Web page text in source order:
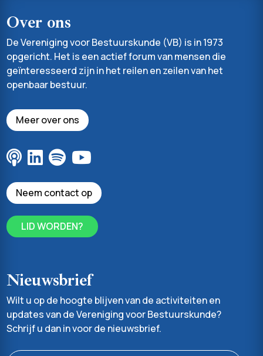
Over ons
De Vereniging voor Bestuurskunde (VB) is in 1973
opgericht. Het is een actief forum van mensen die
geïnteresseerd zijn in het reilen en zeilen van het
openbaar bestuur.
Meer over ons
Neem contact op
LID WORDEN?
Nieuwsbrief
Wilt u op de hoogte blijven van de activiteiten en
updates van de Vereniging voor Bestuurskunde?
Schrijf u dan in voor de nieuwsbrief.